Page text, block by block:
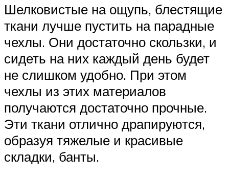
Шелковистые на ощупь, блестящие
ткани лучше пустить на парадные
чехлы. Они достаточно скользки, и
сидеть на них каждый день будет
не слишком удобно. При этом
чехлы из этих материалов
получаются достаточно прочные.
Эти ткани отлично драпируются,
образуя тяжелые и красивые
складки, банты.